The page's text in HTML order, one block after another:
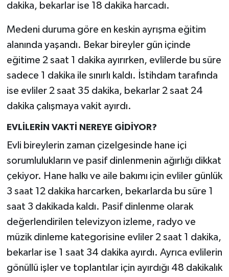
dakika, bekarlar ise 18 dakika harcadı.
Medeni duruma göre en keskin ayrışma eğitim
alanında yaşandı. Bekar bireyler gün içinde
eğitime 2 saat 1 dakika ayırırken, evlilerde bu süre
sadece 1 dakika ile sınırlı kaldı. İstihdam tarafında
ise evliler 2 saat 35 dakika, bekarlar 2 saat 24
dakika çalışmaya vakit ayırdı.
EVLİLERİN VAKTİ NEREYE GİDİYOR?
Evli bireylerin zaman çizelgesinde hane içi
sorumlulukların ve pasif dinlenmenin ağırlığı dikkat
çekiyor. Hane halkı ve aile bakımı için evliler günlük
3 saat 12 dakika harcarken, bekarlarda bu süre 1
saat 3 dakikada kaldı. Pasif dinlenme olarak
değerlendirilen televizyon izleme, radyo ve
müzik dinleme kategorisine evliler 2 saat 1 dakika,
bekarlar ise 1 saat 34 dakika ayırdı. Ayrıca evlilerin
gönüllü işler ve toplantılar için ayırdığı 48 dakikalık